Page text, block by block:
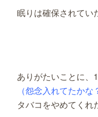
眠りは確保されてい
ありがたいことに、
（怨念入れてたかな
タバコをやめてくれ